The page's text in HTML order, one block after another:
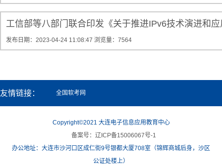
工信部等八部门联合印发《关于推进IPv6技术演进和
发布日期：2023-04-24 11:08:47 浏览量：7564
友情链接： 全国软考网
Copyright©2021 大连电子信息应用教育中心
备案号：辽ICP备15006067号-1
办公地址：大连市沙河口区成仁街9号银都大厦708室（锦辉商城后身，沙区
公证处楼上）